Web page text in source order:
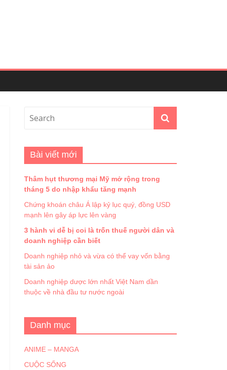
Bài viết mới
Thâm hụt thương mại Mỹ mở rộng trong
tháng 5 do nhập khẩu tăng mạnh
Chứng khoán châu Á lập kỷ lục quý, đồng USD
mạnh lên gây áp lực lên vàng
3 hành vi dễ bị coi là trốn thuế người dân và
doanh nghiệp cần biết
Doanh nghiệp nhỏ và vừa có thể vay vốn bằng
tài sản ảo
Doanh nghiệp dược lớn nhất Việt Nam dần
thuộc về nhà đầu tư nước ngoài
Danh mục
ANIME – MANGA
CUỘC SỐNG